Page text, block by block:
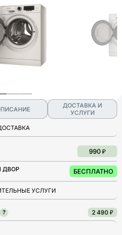
ДОСТАВКА И
УСЛУГИ
990 ₽
ДВОР БЕСПЛАТНО
УСЛУГИ
? 2 490 ₽